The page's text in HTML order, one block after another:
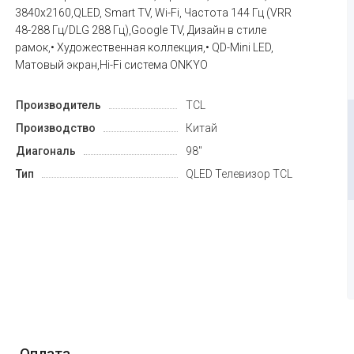
3840x2160,QLED, Smart TV, Wi-Fi, Частота 144 Гц (VRR
48-288 Гц/DLG 288 Гц),Google TV, Дизайн в стиле
рамок,• Художественная коллекция,• QD-Mini LED,
Матовый экран,Hi-Fi система ONKYO
Производитель
TCL
Производство
Китай
Диагональ
98"
Тип
QLED Телевизор TCL